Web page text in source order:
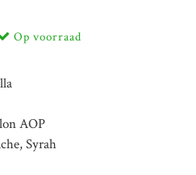
Op voorraad
AOP
Syrah